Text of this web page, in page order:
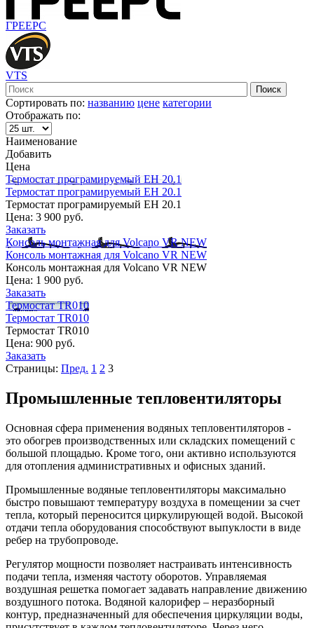
ГРЕЕРС
VTS
Сортировать по: названию цене категории
Отображать по:
Наименование
Добавить
Цена
Термостат програмируемый EH 20.1
Термостат програмируемый EH 20.1
Термостат програмируемый EH 20.1
Цена: 3 900 руб.
Заказать
Консоль монтажная для Volcano VR NEW
Консоль монтажная для Volcano VR NEW
Консоль монтажная для Volcano VR NEW
Цена: 1 900 руб.
Заказать
Термостат TR010
Термостат TR010
Термостат TR010
Цена: 900 руб.
Заказать
Страницы: Пред. 1 2 3
Промышленные тепловентиляторы
Основная сфера применения водяных тепловентиляторов -
это обогрев производственных или складских помещений с
большой площадью. Кроме того, они активно используются
для отопления административных и офисных зданий.
Промышленные водяные тепловентиляторы максимально
быстро повышают температуру воздуха в помещении за счет
тепла, который переносится циркулирующей водой. Высокой
отдачи тепла оборудования способствуют выпуклости в виде
ребер на трубопроводе.
Регулятор мощности позволяет настраивать интенсивность
подачи тепла, изменяя частоту оборотов. Управляемая
воздушная решетка помогает задавать направление движению
воздушного потока. Водяной калорифер – неразборный
контур, предназначенный для обеспечения циркуляции воды,